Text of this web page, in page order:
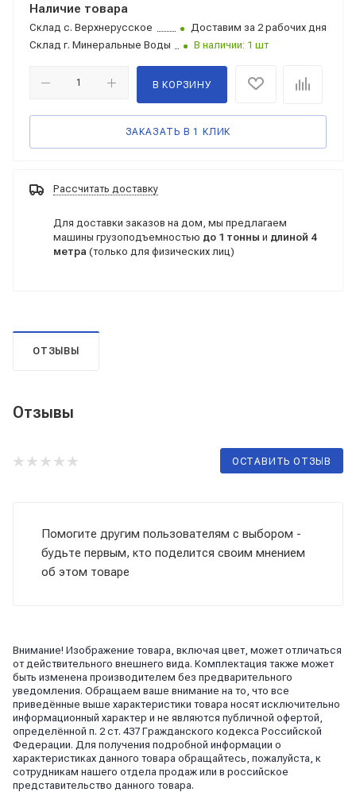
Наличие товара
Склад с. Верхнерусское
Доставим за 2 рабочих дня
Склад г. Минеральные Воды В наличии: 1 шт
В КОРЗИНУ
ЗАКАЗАТЬ В 1 КЛИК
Рассчитать доставку
Для доставки заказов на дом, мы предлагаем
машины грузоподъемностью до 1 тонны и длиной 4
метра (только для физических лиц)
ОТЗЫВЫ
Отзывы
ОСТАВИТЬ ОТЗЫВ
Помогите другим пользователям с выбором -
будьте первым, кто поделится своим мнением
об этом товаре
Внимание! Изображение товара, включая цвет, может отличаться
от действительного внешнего вида. Комплектация также может
быть изменена производителем без предварительного
уведомления. Обращаем ваше внимание на то, что все
приведённые выше характеристики товара носят исключительно
информационный характер и не являются публичной офертой,
определённой п. 2 ст. 437 Гражданского кодекса Российской
Федерации. Для получения подробной информации о
характеристиках данного товара обращайтесь, пожалуйста, к
сотрудникам нашего отдела продаж или в российское
представительство данного товара.